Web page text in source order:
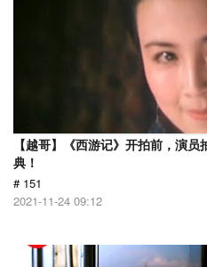
【越哥】《西游记》开拍前，演
典！
# 151
2021-11-24 09:12